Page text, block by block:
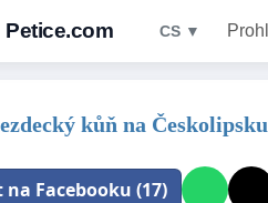
Petice.com CS ▼
kůň na Českolipsku
na Facebooku (17)